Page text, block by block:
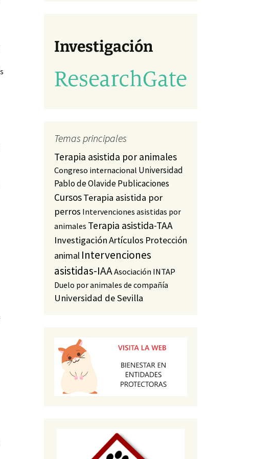
cuantitativa)
Investigación
Temas principales
Terapia asistida por animales
Congreso internacional Universidad
Pablo de OlavidePublicaciones
CursosTerapia asistida por
perros Intervenciones asistidas por
animales Terapia asistida-TAA
InvestigaciónArtículos Protección
animal Intervenciones
asistidas-IAAAsociación INTAP
Duelo por animales de compañía
Universidad de Sevilla